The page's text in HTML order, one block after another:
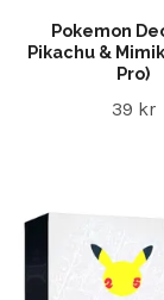
Pokemon
Pikachu &
Pro)
39 kr